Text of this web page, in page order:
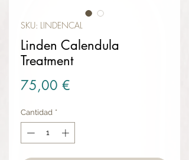
SKU: LINDENCAL
Linden Calendula
Treatment
75,00 €
Cantidad *